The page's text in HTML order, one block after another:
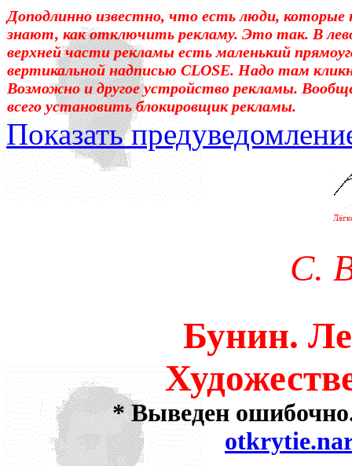
Доподлинно известно, что есть люди, которые
знают, как отключить рекламу. Это так. В
верхней части рекламы есть маленький
вертикальной надписью CLOSE. Надо там
Возможно и другое устройство рекламы.
всего установить блокировщик рекламы.
Показать
Уважаемые! Умоляю: не
отошли от суеты. – Перед
достаточно, чтоб
что не понятно.Прошу
много лет пользовался
«подсознательный» в
надо было писать
С.
Бунин.
* Выведен